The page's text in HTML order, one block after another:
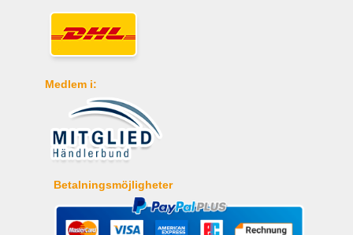
Medlem i:
Betalningsmöjligheter